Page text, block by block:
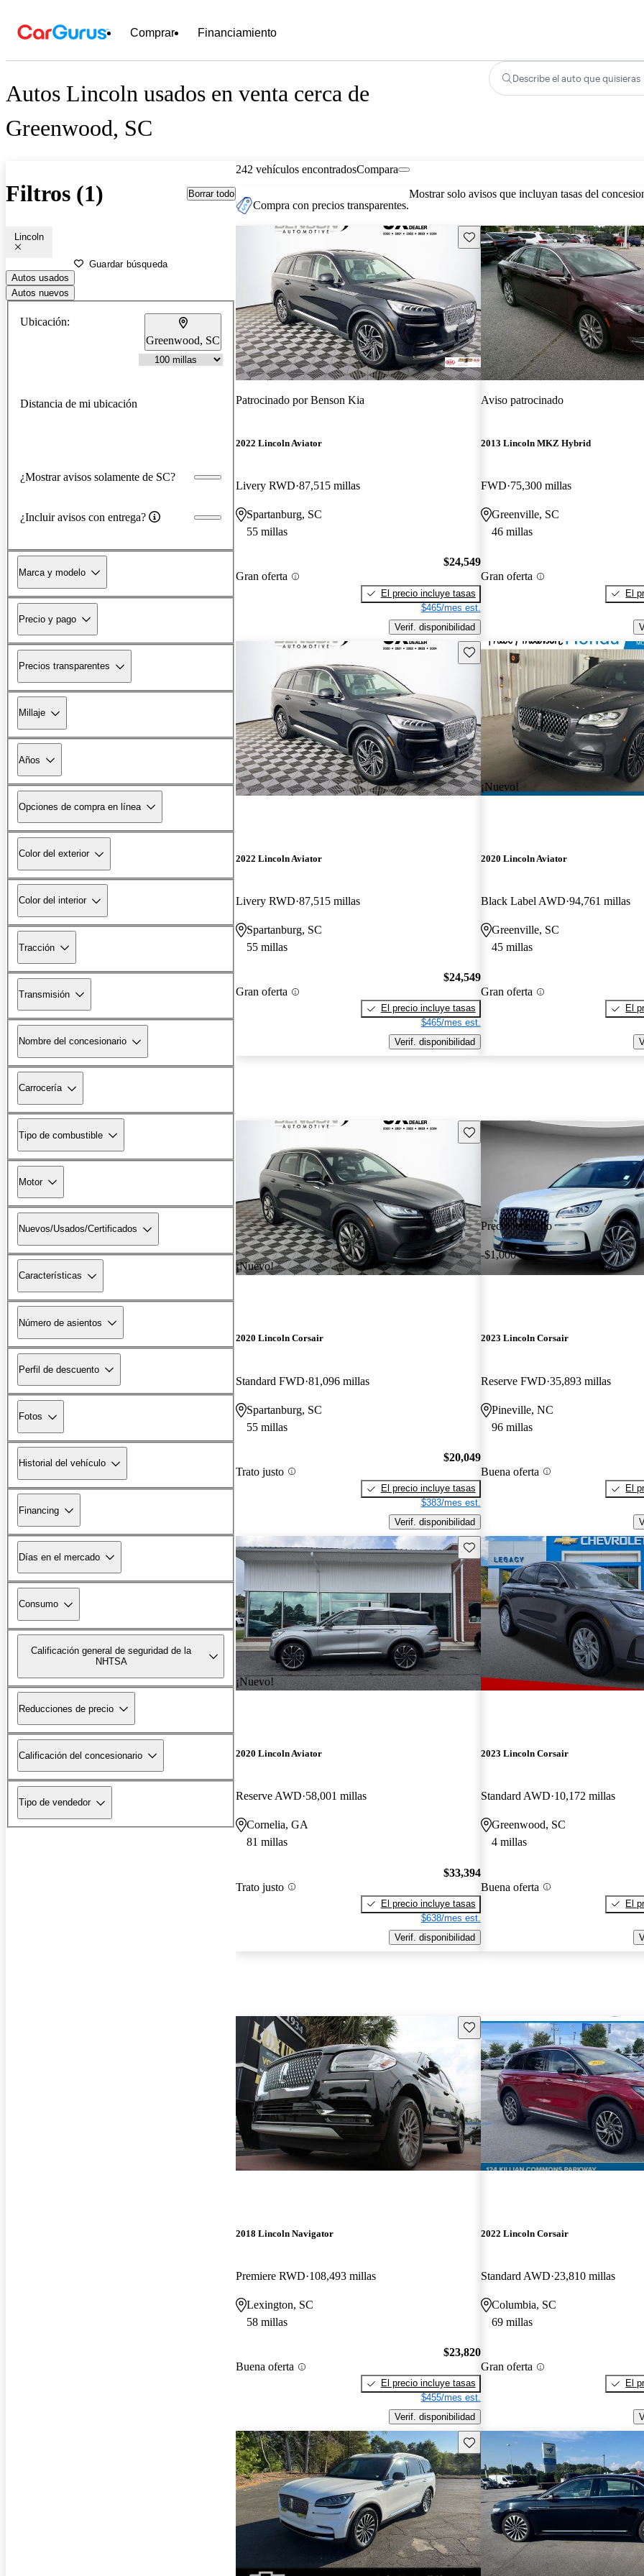
Comprar Financiamiento
Autos Lincoln usados en venta cerca de
Greenwood, SC
Describe el auto que quisieras
Filtros (1) Borrar todo
Lincoln
Guardar búsqueda
Autos usados
Autos nuevos
Ubicación:
Greenwood, SC
Distancia de mi ubicación
¿Mostrar avisos solamente de SC?
¿Incluir avisos con entrega?
Marca y modelo
Precio y pago
Precios transparentes
Millaje
Años
Opciones de compra en línea
Color del exterior
Color del interior
Tracción
Transmisión
Nombre del concesionario
Carrocería
Tipo de combustible
Motor
Nuevos/Usados/Certificados
Características
Número de asientos
Perfil de descuento
Fotos
Historial del vehículo
Financing
Días en el mercado
Consumo
Calificación general de seguridad de la
NHTSA
Reducciones de precio
Calificación del concesionario
Tipo de vendedor
242 vehículos encontradosCompara
Compra con precios transparentes.
Mostrar solo avisos que incluyan tasas del
Guarda este Aviso
Patrocinado porBenson Kia
2022 Lincoln Aviator
Livery RWD 87,515 millas
Spartanburg, SC
55 millas
Gran oferta
$24,549
El precio incluye tasas
$465/mes est.
Verif. disponibilidad
Aviso patrocinado
2013 Lincoln MKZ Hybrid
FWD 75,300 millas
Greenville, SC
46 millas
Gran oferta
El
Guarda este Aviso
2022 Lincoln Aviator
Livery RWD 87,515 millas
Spartanburg, SC
55 millas
Gran oferta
$24,549
El precio incluye tasas
$465/mes est.
Verif. disponibilidad
¡Nuevo!
2020 Lincoln Aviator
Black Label AWD 94,761 millas
Greenville, SC
45 millas
Gran oferta
El
¡Nuevo!
Guarda este Aviso
2020 Lincoln Corsair
Standard FWD 81,096 millas
Spartanburg, SC
55 millas
Trato justo
$20,049
El precio incluye tasas
$383/mes est.
Verif. disponibilidad
Precio reducido
-$1,000
2023 Lincoln Corsair
Reserve FWD 35,893 millas
Pineville, NC
96 millas
Buena oferta
El
¡Nuevo!
Guarda este Aviso
2020 Lincoln Aviator
Reserve AWD 58,001 millas
Cornelia, GA
81 millas
Trato justo
$33,394
El precio incluye tasas
$638/mes est.
Verif. disponibilidad
2023 Lincoln Corsair
Standard AWD 10,172 millas
Greenwood, SC
4 millas
Buena oferta
El
Guarda este Aviso
2018 Lincoln Navigator
Premiere RWD 108,493 millas
Lexington, SC
58 millas
Buena oferta
$23,820
El precio incluye tasas
$455/mes est.
Verif. disponibilidad
2022 Lincoln Corsair
Standard AWD 23,810 millas
Columbia, SC
69 millas
Gran oferta
El
Guarda este Aviso